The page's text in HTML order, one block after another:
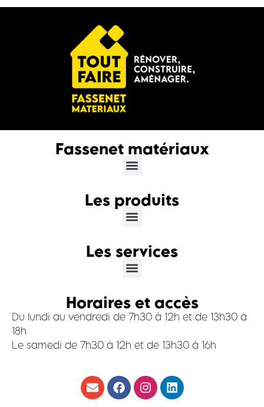
Fassenet matériaux
Les produits
Les services
Horaires et accès
Du lundi au vendredi de 7h30 à 12h et de 13h30 à
18h
Le samedi de 7h30 à 12h et de 13h30 à 16h